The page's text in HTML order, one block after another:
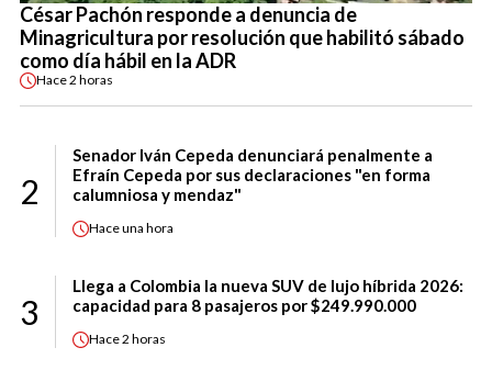
César Pachón responde a denuncia de
Minagricultura por resolución que habilitó sábado
como día hábil en la ADR
Hace2 horas
2
Senador Iván Cepeda denunciará penalmente a
Efraín Cepeda por sus declaraciones "en forma
calumniosa y mendaz"
Haceuna hora
3
Llega a Colombia la nueva SUV de lujo híbrida 2026:
capacidad para 8 pasajeros por $249.990.000
Hace2 horas